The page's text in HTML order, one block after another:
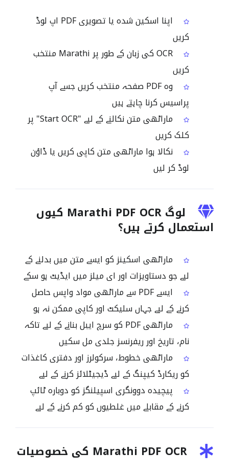
اپنا اسکین شدہ یا تصویری PDF اپ لوڈ
کریں
OCR کی زبان کے طور پر Marathi منتخب
کریں
وہ PDF صفحہ منتخب کریں جسے آپ
پراسیس کرنا چاہتے ہیں
ماراٹھی متن نکالنے کے لیے "Start OCR" پر
کلک کریں
نکالا ہوا ماراٹھی متن کاپی کریں یا ڈاؤن
لوڈ کر لیں
لوگ Marathi PDF OCR کیوں
استعمال کرتے ہیں؟
ماراٹھی اسکینز کو ایسے متن میں بدلنے کے
لیے جو دستاویزات اور ای میلز میں ایڈیٹ ہو سکے
ایسے PDF سے ماراٹھی مواد واپس حاصل
کرنے کے لیے جہاں سلیکٹ اور کاپی ممکن نہ ہو
ماراٹھی PDF کو سرچ ایبل بنانے کے لیے تاکہ
نام، تاریخ اور ریفرنسز جلدی مل سکیں
ماراٹھی خطوط، سرکولرز اور دفتری کاغذات
کو ریکارڈ کیپنگ کے لیے ڈیجیٹلائز کرنے کے لیے
پیچیدہ دوونگری اسپیلنگز کو دوبارہ ٹائپ
کرنے کے مقابلے میں غلطیوں کو کم کرنے کے لیے
Marathi PDF OCR کی خصوصیات